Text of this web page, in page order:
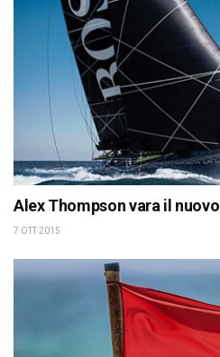
Alex Thompson vara il
7 OTT 2015